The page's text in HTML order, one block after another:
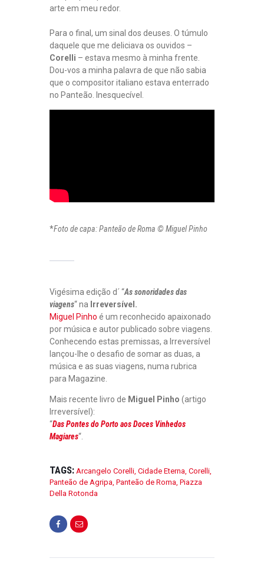
arte em meu redor.
Para o final, um sinal dos deuses. O túmulo
daquele que me deliciava os ouvidos –
Corelli – estava mesmo à minha frente.
Dou-vos a minha palavra de que não sabia
que o compositor italiano estava enterrado
no Panteão. Inesquecível.
*Foto de capa: Panteão de Roma © Miguel Pinho
Vigésima edição d´ “As sonoridades das
viagens“ na Irreversível.
Miguel Pinho é um reconhecido apaixonado
por música e autor publicado sobre viagens.
Conhecendo estas premissas, a Irreversível
lançou-lhe o desafio de somar as duas, a
música e as suas viagens, numa rubrica
para Magazine.
Mais recente livro de Miguel Pinho (artigo
Irreversível):
“Das Pontes do Porto aos Doces Vinhedos
Magiares“.
TAGS: Arcangelo Corelli Cidade Eterna Corelli
Panteão de Agripa Panteão de Roma Piazza
Della Rotonda